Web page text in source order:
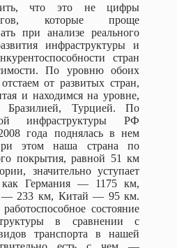
что это не цифры
которые проще
при анализе реального
инфраструктуры и
стран
По уровню обоих
от развитых стран,
и находимся на уровне,
Бразилией, Турцией. По
инфраструктуры РФ
года поднялась в нем
этом наша страна по
покрытия, равной 51 км
значительно уступает
как Германия — 1175 км,
233 км, Китай — 95 км.
состояние
в сравнении с
транспорта в нашей